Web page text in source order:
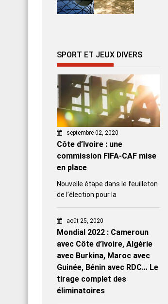
SPORT ET JEUX DIVERS
septembre 02, 2020
Côte d’Ivoire : une
commission FIFA-CAF mise
en place
Nouvelle étape dans le feuilleton
de l’élection pour la
août 25, 2020
Mondial 2022 : Cameroun
avec Côte d’Ivoire, Algérie
avec Burkina, Maroc avec
Guinée, Bénin avec RDC… Le
tirage complet des
éliminatoires